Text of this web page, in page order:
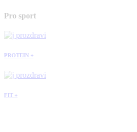
Pro sport
PROTEIN +
FIT +